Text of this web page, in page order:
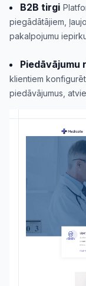
B2B tirgi
piegādātājiem,
pakalpojumu
Piedāvājumu
klientiem
piedāvājumus,